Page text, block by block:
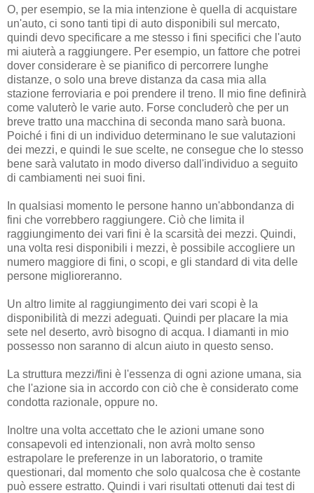
O, per esempio, se la mia intenzione è quella di acquistare
un'auto, ci sono tanti tipi di auto disponibili sul mercato,
quindi devo specificare a me stesso i fini specifici che l'auto
mi aiuterà a raggiungere. Per esempio, un fattore che potrei
dover considerare è se pianifico di percorrere lunghe
distanze, o solo una breve distanza da casa mia alla
stazione ferroviaria e poi prendere il treno. Il mio fine definirà
come valuterò le varie auto. Forse concluderò che per un
breve tratto una macchina di seconda mano sarà buona.
Poiché i fini di un individuo determinano le sue valutazioni
dei mezzi, e quindi le sue scelte, ne consegue che lo stesso
bene sarà valutato in modo diverso dall'individuo a seguito
di cambiamenti nei suoi fini.
In qualsiasi momento le persone hanno un'abbondanza di
fini che vorrebbero raggiungere. Ciò che limita il
raggiungimento dei vari fini è la scarsità dei mezzi. Quindi,
una volta resi disponibili i mezzi, è possibile accogliere un
numero maggiore di fini, o scopi, e gli standard di vita delle
persone miglioreranno.
Un altro limite al raggiungimento dei vari scopi è la
disponibilità di mezzi adeguati. Quindi per placare la mia
sete nel deserto, avrò bisogno di acqua. I diamanti in mio
possesso non saranno di alcun aiuto in questo senso.
La struttura mezzi/fini è l'essenza di ogni azione umana, sia
che l'azione sia in accordo con ciò che è considerato come
condotta razionale, oppure no.
Inoltre una volta accettato che le azioni umane sono
consapevoli ed intenzionali, non avrà molto senso
estrapolare le preferenze in un laboratorio, o tramite
questionari, dal momento che solo qualcosa che è costante
può essere estratto. Quindi i vari risultati ottenuti dai test di